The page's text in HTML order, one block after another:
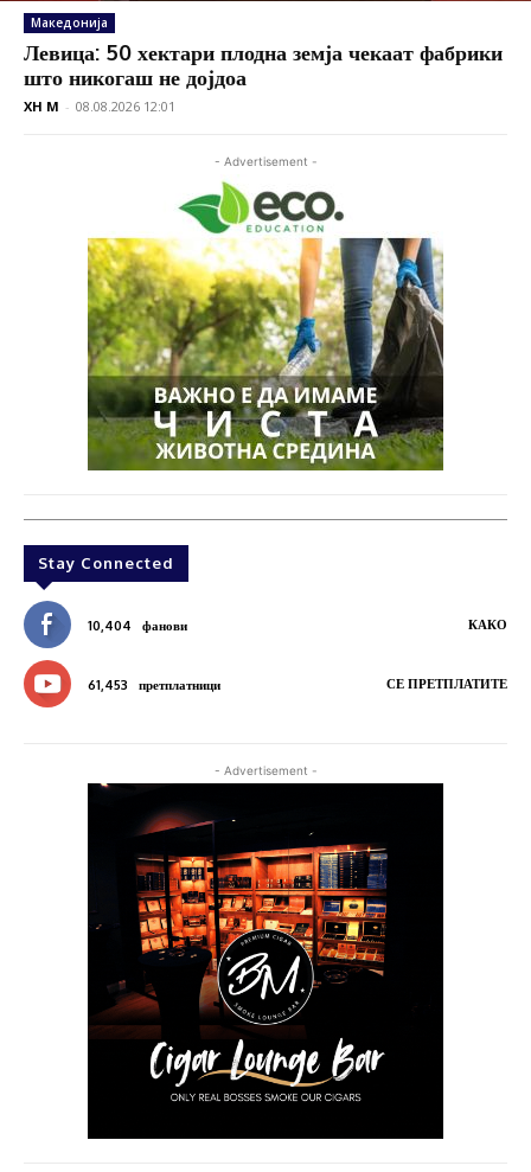
Македонија
Левица: 50 хектари плодна земја чекаат фабрики
што никогаш не дојдоа
XH M - 08.08.2026 12:01
- Advertisement -
Stay Connected
10,404 фанови КАКО
61,453 претплатници СЕ ПРЕТПЛАТИТЕ
- Advertisement -